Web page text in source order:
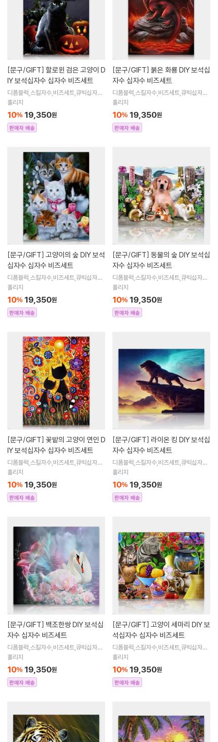
[문구/GIFT]
IY 보석십자수 십자수 비즈세트
디폼블럭,스킬자수,비즈세트,큐빅십자수,
큐빅비즈,보석십자수액자,어린이보석십
수해바라
홀리지
10% 19,350원
판매자 배송
[문구/GIFT]
자수 십자수 비즈세트
디폼블럭,스킬자수,비즈세트,큐빅십자수,
큐빅비즈,보석십자수액자,어린이보석십
수해바라
홀리지
10% 19,350원
판매자 배송
[문구/GIFT]
십자수 십자수 비즈세트
디폼블럭,스킬자수,비즈세트,큐빅십자수,
큐빅비즈,보석십자수액자,어린이보석십
수해바라
홀리지
10% 19,350원
판매자 배송
[문구/GIFT]
자수 십자수 비즈세트
디폼블럭,스킬자수,비즈세트,큐빅십자수,
큐빅비즈,보석십자수액자,어린이보석십
수해바라
홀리지
10% 19,350원
판매자 배송
[문구/GIFT]
IY 보석십자수 십자수 비즈세트
디폼블럭,스킬자수,비즈세트,큐빅십자수,
큐빅비즈,보석십자수액자,어린이보석십
수해바라
홀리지
10% 19,350원
판매자 배송
[문구/GIFT]
자수 십자수 비즈세트
디폼블럭,스킬자수,비즈세트,큐빅십자수,
큐빅비즈,보석십자수액자,어린이보석십
수해바라
홀리지
10% 19,350원
판매자 배송
[문구/GIFT]
자수 십자수 비즈세트
디폼블럭,스킬자수,비즈세트,큐빅십자수,
큐빅비즈,보석십자수액자,어린이보석십
수해바라
홀리지
10% 19,350원
판매자 배송
[문구/GIFT]
석십자수 십자수 비즈세트
디폼블럭,스킬자수,비즈세트,큐빅십자수,
큐빅비즈,보석십자수액자,어린이보석십
수해바라
홀리지
10% 19,350원
판매자 배송